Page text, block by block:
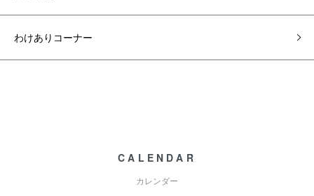
わけありコーナー
CALENDAR
カレンダー